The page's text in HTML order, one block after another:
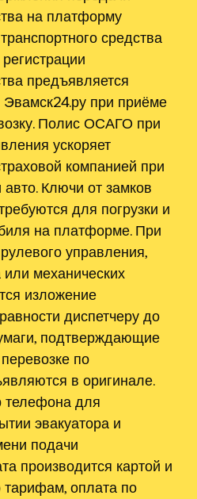
на платформу
средства
предъявляется
при приёме
Полис ОСАГО при
ускоряет
компанией при
авто. Ключи от замков
для погрузки и
на платформе. При
управления,
или механических
изложение
диспетчеру до
подтверждающие
по
в оригинале.
телефона для
эвакуатора и
подачи
производится картой и
оплата по